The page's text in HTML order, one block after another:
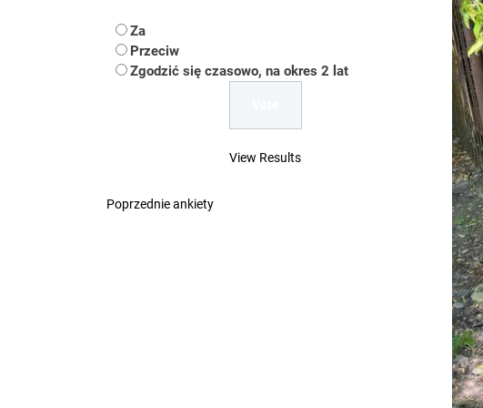
Uwaga Dębieńsko – woda
Ilu mieszkańców ma Rybnik?
Dość komentowania
Za
Przeciw
Zgodzić się czasowo, na okres 2 lat
View Results
Poprzednie ankiety